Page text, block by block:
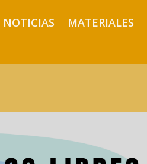
NOTICIAS MATERIALES